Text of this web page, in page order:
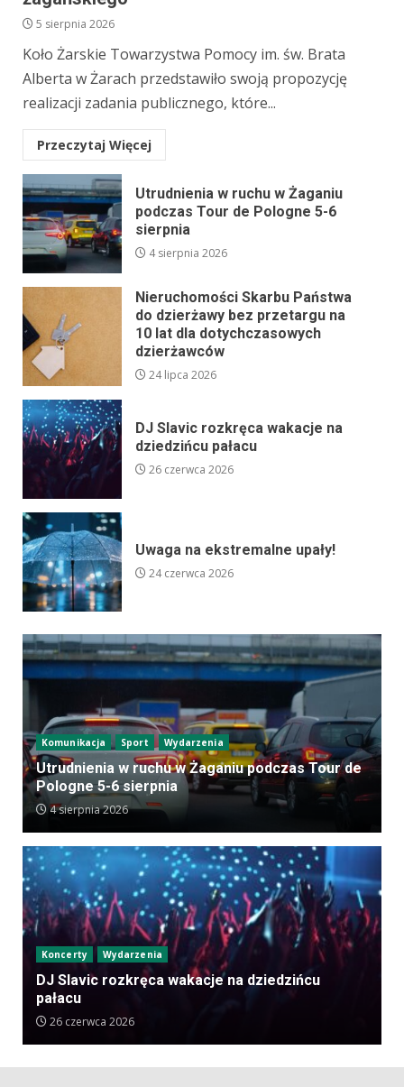
5 sierpnia 2026
Koło Żarskie Towarzystwa Pomocy im. św. Brata
Alberta w Żarach przedstawiło swoją propozycję
realizacji zadania publicznego, które...
Przeczytaj Więcej
Utrudnienia w ruchu w Żaganiu
podczas Tour de Pologne 5-6
sierpnia
4 sierpnia 2026
Nieruchomości Skarbu Państwa
do dzierżawy bez przetargu na
10 lat dla dotychczasowych
dzierżawców
24 lipca 2026
DJ Slavic rozkręca wakacje na
dziedzińcu pałacu
26 czerwca 2026
Uwaga na ekstremalne upały!
24 czerwca 2026
Komunikacja Sport Wydarzenia
Utrudnienia w ruchu w Żaganiu podczas Tour de
Pologne 5-6 sierpnia
4 sierpnia 2026
Koncerty Wydarzenia
DJ Slavic rozkręca wakacje na dziedzińcu
pałacu
26 czerwca 2026